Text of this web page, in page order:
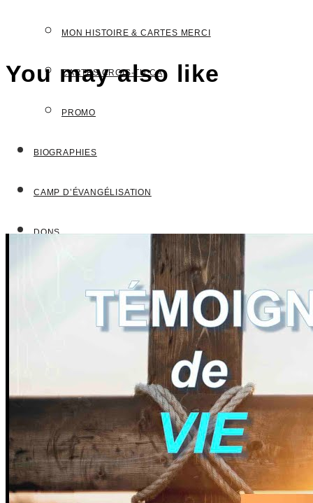
MON HISTOIRE & CARTES MERCI
CARTES CROIS-TU.CA
PROMO
BIOGRAPHIES
CAMP D’ÉVANGÉLISATION
DONS
You may also like